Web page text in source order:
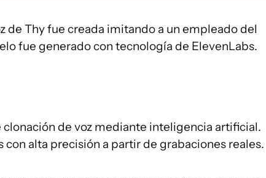
de Thy fue creada imitando a un empleado del
fue generado con tecnología de ElevenLabs.
de voz mediante inteligencia artificial.
alta precisión a partir de grabaciones reales.